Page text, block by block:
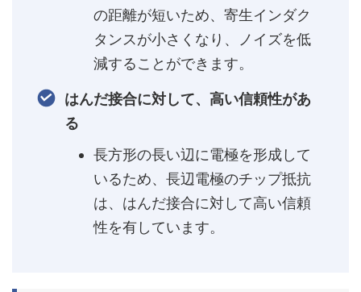
の距離が短いため、寄生インダク
タンスが小さくなり、ノイズを低
減することができます。
はんだ接合に対して、高い信頼性があ
る
長方形の長い辺に電極を形成して
いるため、長辺電極のチップ抵抗
は、はんだ接合に対して高い信頼
性を有しています。